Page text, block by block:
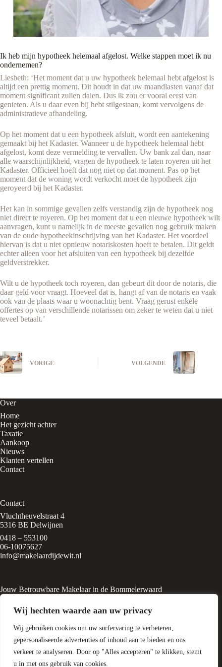
Wij hechten waarde aan uw privacy
Wij gebruiken cookies om uw surfervaring te verbeteren,
gepersonaliseerde advertenties of inhoud aan te bieden en ons
verkeer te analyseren. Door op "Alles accepteren" te klikken, stemt
u in met ons gebruik van cookies.
Ik heb mijn hypotheek helemaal afgelost. Welke stappen moet ik nu
ondernemen?
Liesbeth: ‘Het moment dat u uw hypotheek helemaal hebt afgelost is
altijd een prettig moment. Dit houdt in dat uw maandlasten vanaf dat
moment significant zullen dalen. Dus ik zou er vooral eerst van
genieten. Als u daar even bij hebt stilgestaan, komt vervolgens de
administratieve afhandeling.
Op het moment dat u een hypotheek afsluit, wordt een aantekening
gemaakt bij het Kadaster. Wanneer u de hypotheek helemaal hebt
afgelost, komt deze vermelding te vervallen. Uw bank zal dan, naar
alle waarschijnlijkheid, vragen de hypotheek te laten royeren uit het
Kadaster. Officieel hoeft dat nog niet op dat moment. Pas op het
moment dat de woning wordt verkocht moet de hypotheek zijn
geroyeerd bij het Kadaster.
Het kan in sommige gevallen zelfs verstandig zijn de hypotheek nog
niet direct te royeren. Op het moment dat u een nieuwe hypotheek wilt
aanvragen, kunt u namelijk in de meeste gevallen nog gebruik maken
van de oude hypotheekinschrijving van het Kadaster. Het voordeel
hiervan is dat u niet opnieuw notariskosten hoeft te betalen. Dit geldt
echter alleen voor het afsluiten van een hypotheek bij dezelfde
geldverstrekker.
Wilt u de hypotheek toch royeren, dan gebeurt dit door de notaris, die
daar geld voor vraagt. Hoeveel dat is, hangt af van de notaris en vaak
ook van de plaats waar u woonachtig bent. Vraag gerust enkele
offertes op van verschillende notarissen om zeker te weten dat u niet
teveel betaalt.’
VORIGE VOLGENDE
Over
Home
Het gezicht achter
Taxatie
Aankoop
Nieuws
Klanten vertellen
Contact
Contact
Vluchtheuvelstraat 4
5316 BE Delwijnen
0418 – 553100
06-10075627
info@makelaardijdewit.nl
Jouw Betrouwbare Makelaar in de Bommelerwaard
rustige, groene dorp
geleid door Liesbeth de Wit, een
ervaren makelaar met een passie voor huizen en
woningtaxatie.